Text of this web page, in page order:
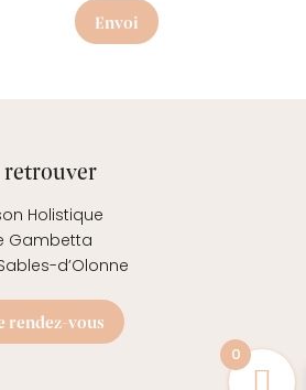
Envoi
retrouver
Holistique
Gambetta
d’Olonne
rendez-vous
0